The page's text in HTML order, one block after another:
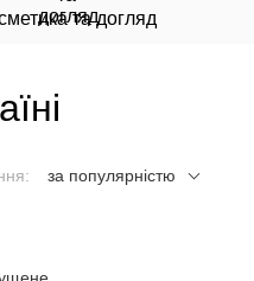
та догляд
за популярністю